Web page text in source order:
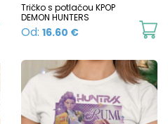
This
has
multiple
variants.
Tričko s potlačou KPOP
DEMON HUNTERS
Od: 16.60 €